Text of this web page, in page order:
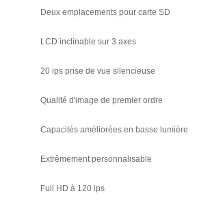
Deux emplacements pour carte SD
LCD inclinable sur 3 axes
20 ips prise de vue silencieuse
Qualité d'image de premier ordre
Capacités améliorées en basse lumière
Extrêmement personnalisable
Full HD à 120 ips